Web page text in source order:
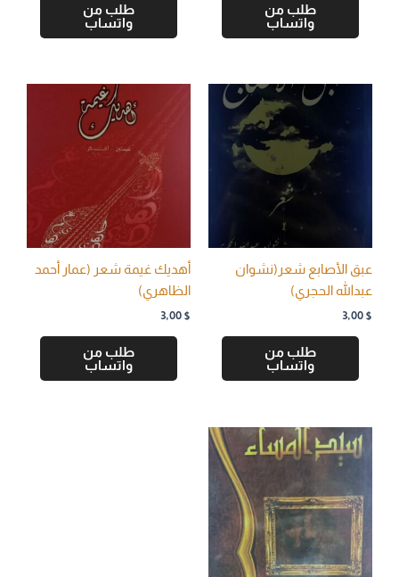
طلب من
واتساب
طلب من
واتساب
عبق الأصابع شعر(نشوان
عبدالله الحجري)
3,00 $
طلب من
واتساب
أهديك غيمة شعر (عمار أحمد
الظاهري)
3,00 $
طلب من
واتساب